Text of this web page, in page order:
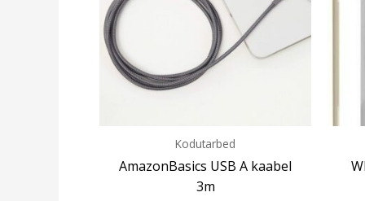
Kodutarbed
AmazonBasics USB A kaabel
3m